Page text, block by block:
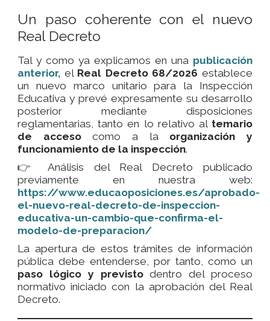
Un paso coherente con el nuevo
Real Decreto
Tal y como ya explicamos en una publicación
anterior, el Real Decreto 68/2026 establece
un nuevo marco unitario para la Inspección
Educativa y prevé expresamente su desarrollo
posterior mediante disposiciones
reglamentarias, tanto en lo relativo al temario
de accesocomo a la organización y
funcionamiento de la inspección.
👉 Análisis del Real Decreto publicado
previamente en nuestra web:
https://www.educaoposiciones.es/aprobado-
el-nuevo-real-decreto-de-inspeccion-
educativa-un-cambio-que-confirma-el-
modelo-de-preparacion/
La apertura de estos trámites de información
pública debe entenderse, por tanto, como un
paso lógico y previstodentro del proceso
normativo iniciado con la aprobación del Real
Decreto.